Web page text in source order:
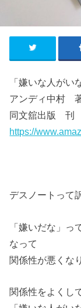
「嫌いな人がい
アンディ中村
同文舘出版 刊
https://
デスノートって
「嫌いだな」
なって
関係性が悪くな
関係性をよくし